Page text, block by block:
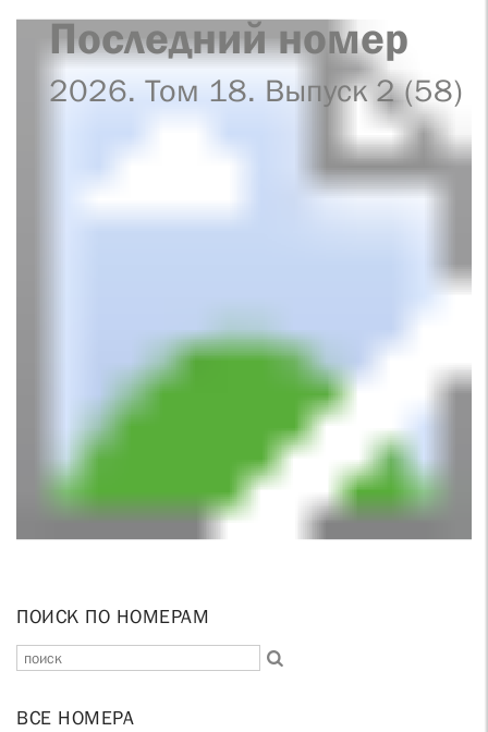
Последний номер
2026. Том 18. Выпуск 2 (58)
ПОИСК ПО НОМЕРАМ
ВСЕ НОМЕРА